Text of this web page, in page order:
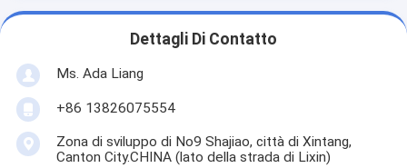
Dettagli Di Contatto
Ms. Ada Liang
+86 13826075554
Zona di sviluppo di No9 Shajiao, città di Xintang,
Canton City.CHINA (lato della strada di Lixin)